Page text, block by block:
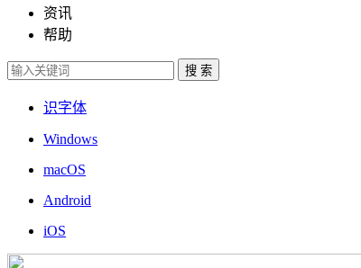
资讯
帮助
识字体
Windows
macOS
Android
iOS